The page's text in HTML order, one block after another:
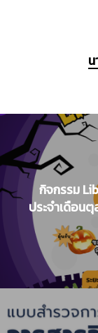
กิจกรรม
ประจำเดือน